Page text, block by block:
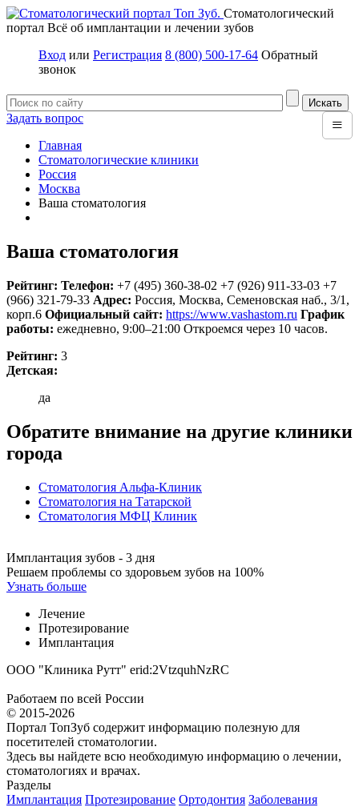
Стоматологический
портал Всё об имплантации и лечении зубов
Вход или Регистрация 8 (800) 500-17-64 Обратный
звонок
Задать вопрос ≡
Главная
Стоматологические клиники
Россия
Москва
Ваша стоматология
Ваша стоматология
Рейтинг: Телефон: +7 (495) 360-38-02 +7 (926) 911-33-03 +7
(966) 321-79-33 Адрес: Россия, Москва, Семеновская наб., 3/1,
корп.6 Официальный сайт: https://www.vashastom.ru График
работы: ежедневно, 9:00–21:00 Откроемся через 10 часов.
Рейтинг: 3
Детская:
да
Обратите внимание на другие клиники
города
Стоматология Альфа-Клиник
Стоматология на Татарской
Стоматология МФЦ Клиник
Имплантация зубов - 3 дня
Решаем проблемы со здоровьем зубов на 100%
Узнать больше
Лечение
Протезирование
Имплантация
ООО "Клиника Рутт" erid:2VtzquhNzRC
Работаем по всей России
© 2015-2026
Портал ТопЗуб содержит информацию полезную для
посетителей стоматологии.
Здесь вы найдете всю необходимую информацию о лечении,
стоматологиях и врачах.
Разделы
Имплантация Протезирование Ортодонтия Заболевания